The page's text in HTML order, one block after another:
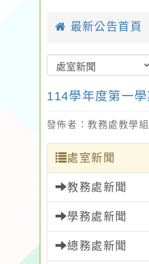
最新公告首頁
114學年度第一
發佈者：教務處教學
處室新聞
教務處新聞
學務處新聞
總務處新聞